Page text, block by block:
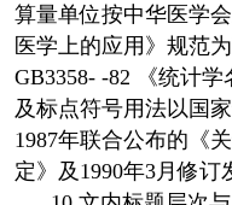
算量单位按中华医学
医学上的应用》规范
GB3358- -82 《统计
及标点符号用法以国
1987年联合公布的《
定》及1990年3月修订